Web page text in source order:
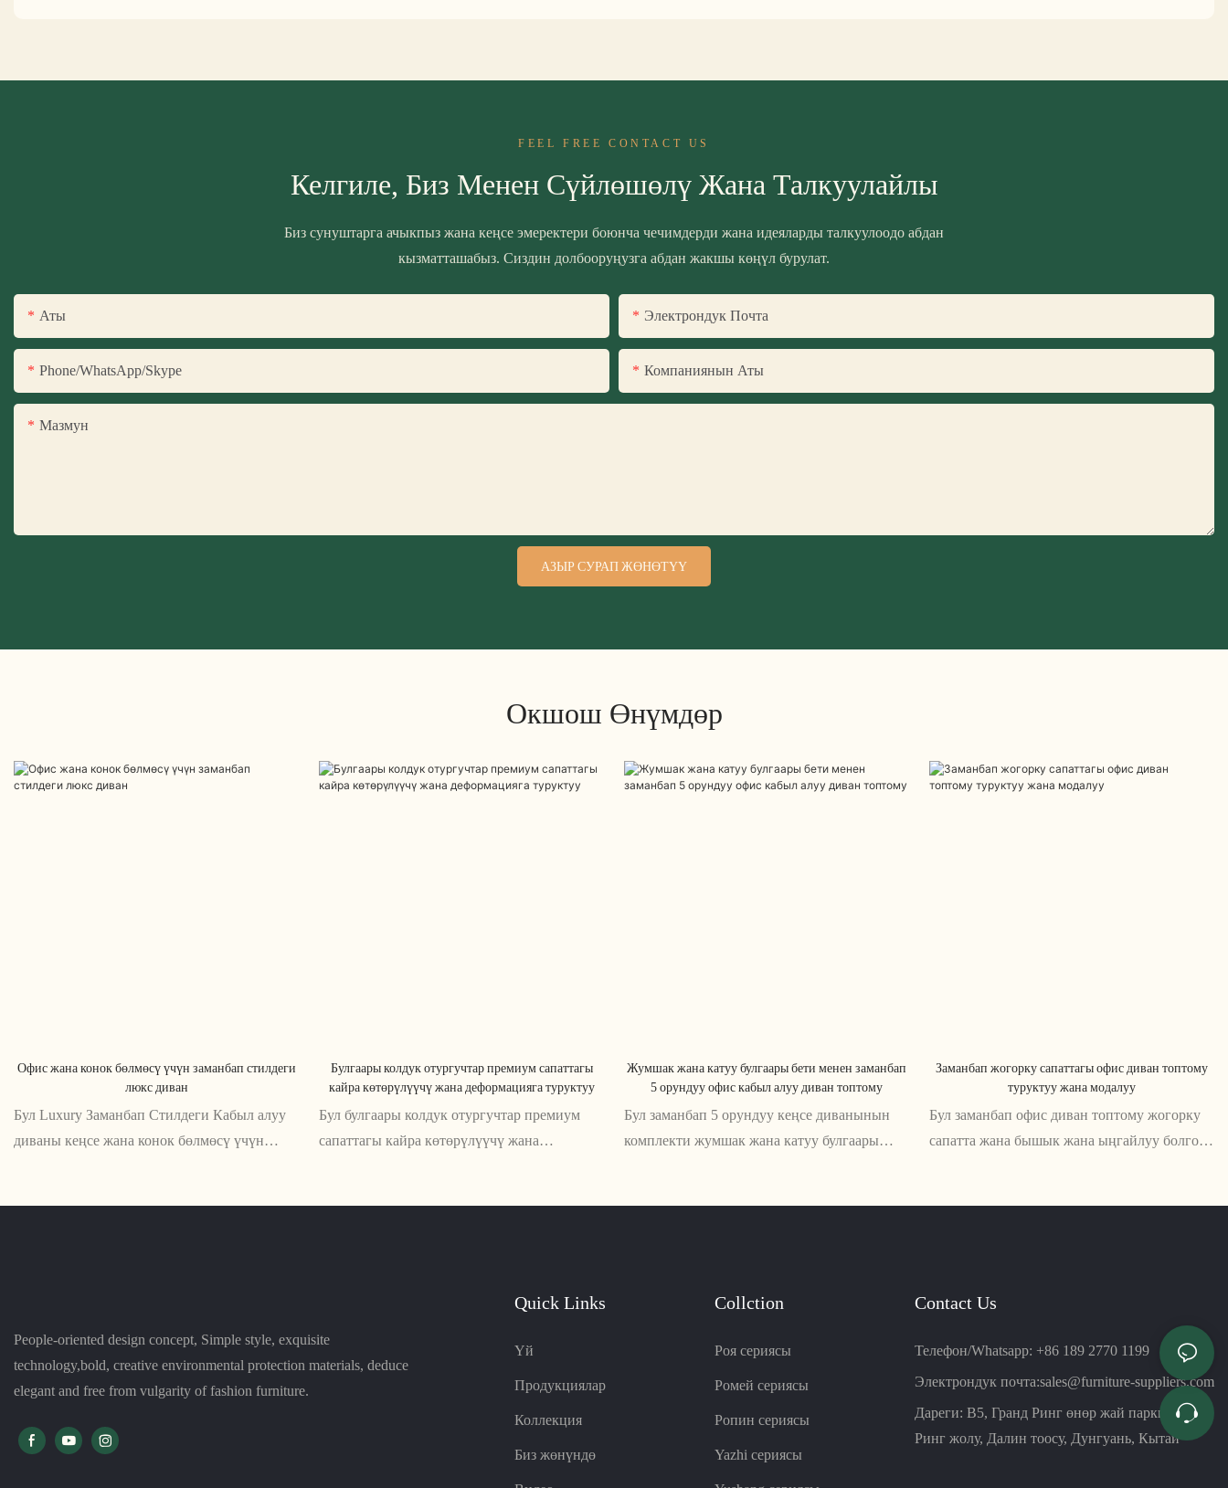
FEEL FREE CONTACT US
Келгиле, Биз Менен Сүйлөшөлү Жана Талкуулайлы
Биз сунуштарга ачыкпыз жана кеңсе эмеректери боюнча чечимдерди жана идеяларды талкуулоодо абдан
кызматташабыз. Сиздин долбооруңузга абдан жакшы көңүл бурулат.
Аты Электрондук Почта
Phone/WhatsApp/Skype Компаниянын Аты
Мазмун
АЗЫР СУРАП ЖӨНӨТҮҮ
Окшош Өнүмдөр
Офис жана конок бөлмөсү үчүн заманбап стилдеги
люкс диван
Бул Luxury Заманбап Стилдеги Кабыл алуу
диваны кеңсе жана конок бөлмөсү үчүн
Булгаары колдук отургучтар премиум сапаттагы
кайра көтөрүлүүчү жана деформацияга туруктуу
Бул булгаары колдук отургучтар премиум
сапаттагы кайра көтөрүлүүчү жана
Жумшак жана катуу булгаары бети менен заманбап
5 орундуу офис кабыл алуу диван топтому
Бул заманбап 5 орундуу кеңсе диванынын
комплекти жумшак жана катуу булгаары
Заманбап жогорку сапаттагы офис диван топтому
туруктуу жана модалуу
Бул заманбап офис диван топтому жогорку
сапатта жана бышык жана ыңгайлуу болгон
People-oriented design concept, Simple style, exquisite
technology,bold, creative environmental protection materials, deduce
elegant and free from vulgarity of fashion furniture.
Quick Links
Үй
Продукциялар
Коллекция
Биз жөнүндө
Collction
Роя сериясы
Ромей сериясы
Ропин сериясы
Yazhi сериясы
Contact Us
Телефон/Whatsapp: +86 189 2770 1199
Электрондук почта:sales@furniture-suppliers.com
Дареги: B5, Гранд Ринг өнөр жай паркы, Улуу
Ринг жолу, Далин тоосу, Дунгуань, Кытай